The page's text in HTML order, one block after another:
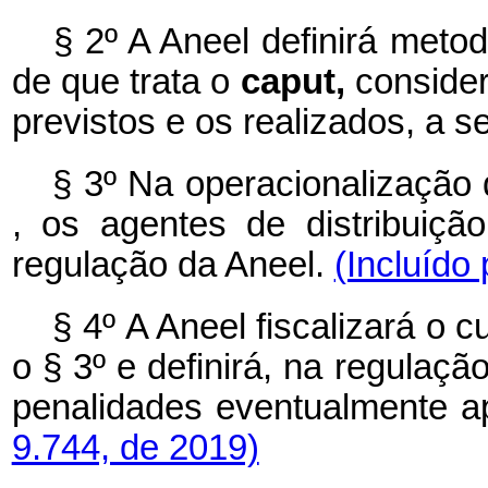
§ 2º A Aneel definirá
de que trata o caput,
previstos e os realizados, a
§ 3º Na
, os agentes de
regulação da Aneel. (Incluído
§ 4ºA Aneel fiscalizará o
o § 3º e definirá, na
penalidades eventualmente
9.744, de 2019)